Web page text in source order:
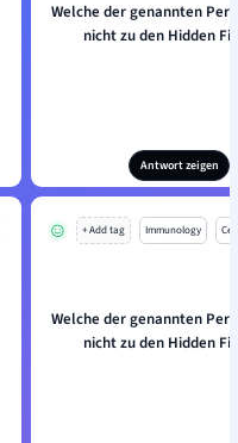
Welche der genannten
nicht zu den Hidden
Antwort zeigen
+ Add tag Immunology
Welche der genannten
nicht zu den Hidden